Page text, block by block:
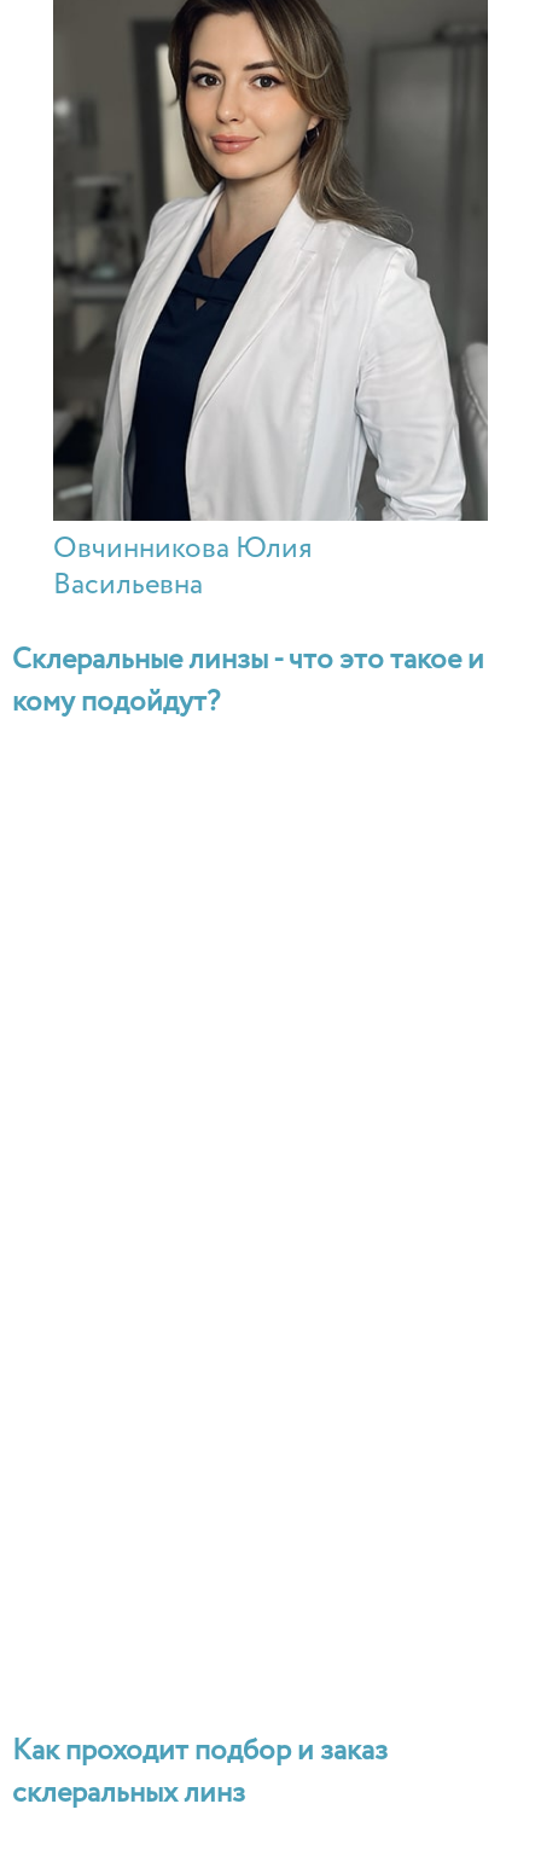
Овчинникова Юлия
Васильевна
Склеральные линзы - что это такое и
кому подойдут?
Как проходит подбор и заказ
склеральных линз